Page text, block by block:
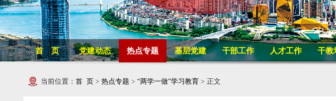
首 页 党建动态 热点专题 基层党建 干部工作 人才工作 干教
当前位置： 首 页 > 热点专题 > “两学一做”学习教育 > 正文